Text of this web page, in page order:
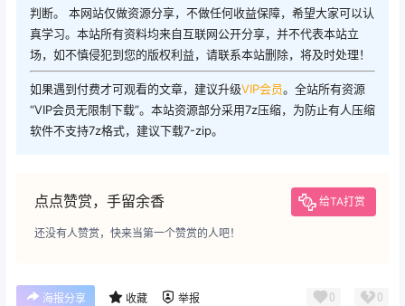
判断。 本网站仅做资源分享，不做任何收益保障，希望大家可以认
真学习。本站所有资料均来自互联网公开分享，并不代表本站立
场，如不慎侵犯到您的版权利益，请联系本站删除，将及时处理！
如果遇到付费才可观看的文章，建议升级VIP会员。全站所有资源
“VIP会员无限制下载”。本站资源部分采用7z压缩，为防止有人压缩
软件不支持7z格式，建议下载7-zip。
点点赞赏，手留余香 给TA打赏
还没有人赞赏，快来当第一个赞赏的人吧！
海报分享 收藏 举报 0 0